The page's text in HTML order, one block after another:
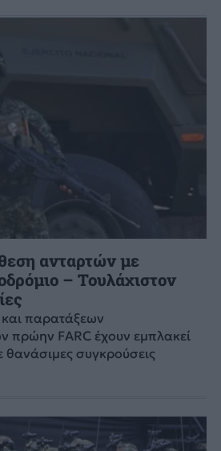
ανταρτών με
– Τουλάχιστον
και παρατάξεων
πρώην FARC έχουν εμπλακεί
θανάσιμες συγκρούσεις